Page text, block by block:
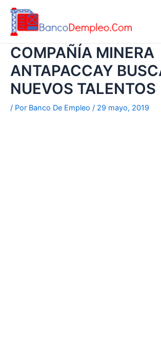
contenido
COMPAÑÍA MINERA
ANTAPACCAY
NUEVOS TALENTOS
/ Por Banco De Empleo / 29 mayo, 2019